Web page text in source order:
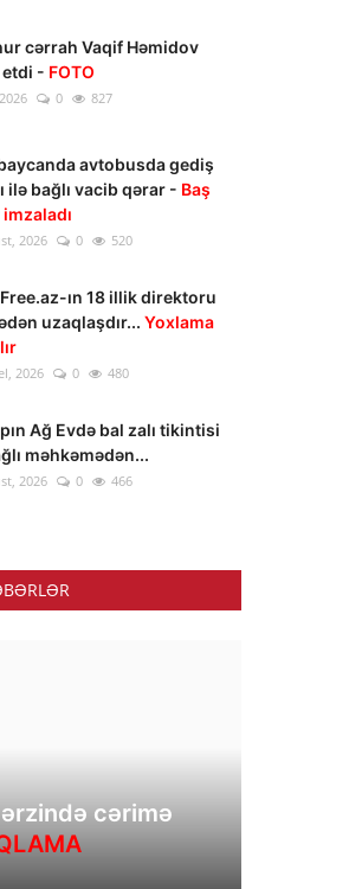
cərrah Vaqif Həmidov
- FOTO
0 827
avtobusda gediş
ilə bağlı vacib qərar - Baş
2026 0 520
ın 18 illik direktoru
uzaqlaşdır... Yoxlama
2026 0 480
Ağ Evdə bal zalı tikintisi
məhkəmədən...
2026 0 466
cərimə